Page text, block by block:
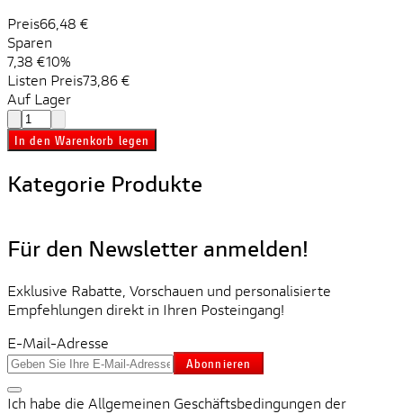
Preis66,48 €
Sparen
7,38 €10%
Listen Preis73,86 €
Auf Lager
In den Warenkorb legen
Kategorie Produkte
Für den Newsletter anmelden!
Exklusive Rabatte, Vorschauen und personalisierte
Empfehlungen direkt in Ihren Posteingang!
E-Mail-Adresse
Abonnieren
Ich habe die Allgemeinen Geschäftsbedingungen der